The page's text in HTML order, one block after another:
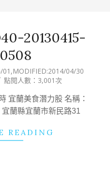
20130415-
01 ,MODIFIED:2014/04/30
點閱人數：3,001次
宜蘭美食潛力股 名稱：
蘭縣宜蘭市新民路31
READING